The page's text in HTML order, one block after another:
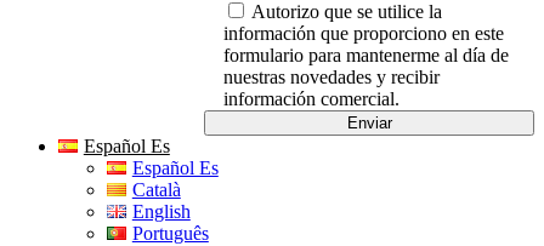
Autorizo que se utilice la
información que proporciono en este
formulario para mantenerme al día de
nuestras novedades y recibir
información comercial.
Español Es
Español Es
Català
English
Português